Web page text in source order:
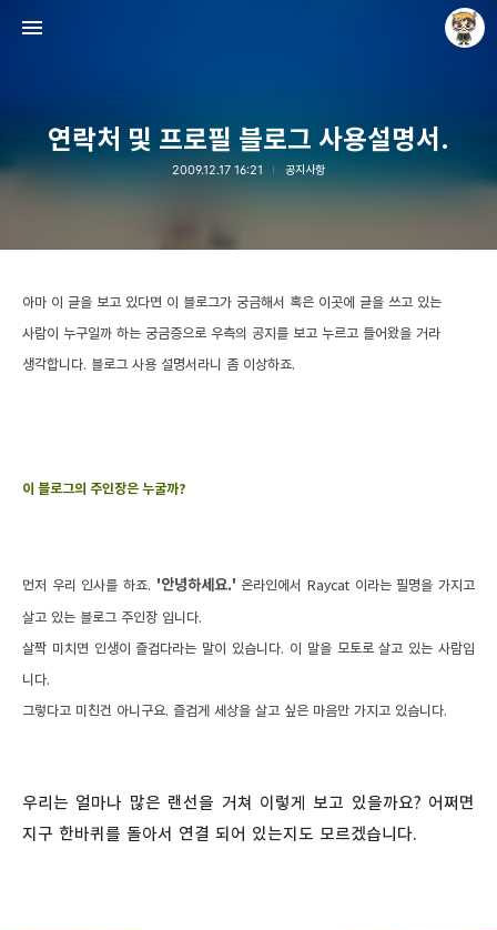
연락처 및 프로필 블로그 사용설명서.
2009.12.17 16:21 공지사항
아마 이 글을 보고 있다면 이 블로그가 궁금해서 혹은 이곳에 글을 쓰고 있는
사람이 누구일까 하는 궁금증으로 우측의 공지를 보고 누르고 들어왔을 거라
생각합니다. 블로그 사용 설명서라니 좀 이상하죠.
이 블로그의 주인장은 누굴까?
먼저 우리 인사를 하죠. '안녕하세요.' 온라인에서 Raycat 이라는 필명을 가지고
살고 있는 블로그 주인장 입니다.
살짝 미치면 인생이 즐겁다라는 말이 있습니다. 이 말을 모토로 살고 있는 사람입
니다.
그렇다고 미친건 아니구요. 즐겁게 세상을 살고 싶은 마음만 가지고 있습니다.
우리는 얼마나 많은 랜선을 거쳐 이렇게 보고 있을까요? 어쩌면
지구 한바퀴를 돌아서 연결 되어 있는지도 모르겠습니다.
Raycat : Photo and Story